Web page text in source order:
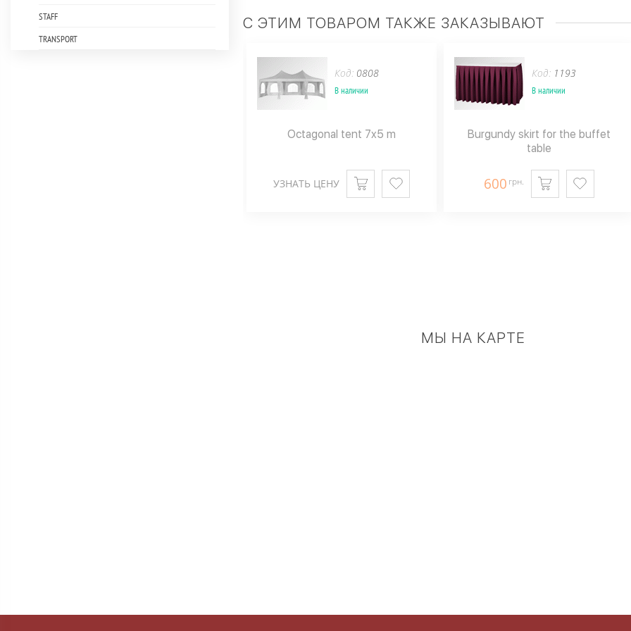
STAFF
TRANSPORT
С ЭТИМ ТОВАРОМ ТАКЖЕ ЗАКАЗЫВАЮТ
Код: 0808
В наличии
Octagonal tent 7x5 m
УЗНАТЬ ЦЕНУ
Код: 1193
В наличии
Burgundy skirt for the buffet
table
600 грн.
МЫ НА КАРТЕ